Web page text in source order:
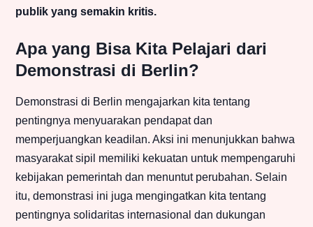
publik yang semakin kritis.
Apa yang Bisa Kita Pelajari dari
Demonstrasi di Berlin?
Demonstrasi di Berlin mengajarkan kita tentang
pentingnya menyuarakan pendapat dan
memperjuangkan keadilan. Aksi ini menunjukkan bahwa
masyarakat sipil memiliki kekuatan untuk mempengaruhi
kebijakan pemerintah dan menuntut perubahan. Selain
itu, demonstrasi ini juga mengingatkan kita tentang
pentingnya solidaritas internasional dan dukungan